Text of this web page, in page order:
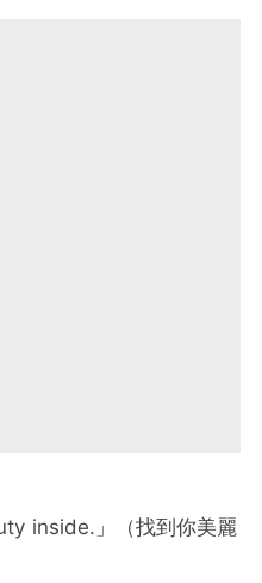
inside.」（找到你美麗